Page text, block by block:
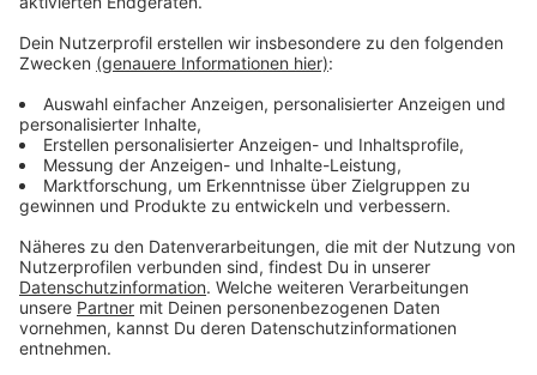
Täter und nahmen ihn vorläufig fest. In Thüringen und
Sachsen stehen am Sonntag (01.09.24)
Landtagswahlen an. Und es sieht düster aus für die
Parteien der Ampel-Bundesregierung. SPD, Grüne und
FDP müssen mit heftigen Verlusten rechnen.
Umfragen sehen hingegen große Wahlerfolge für die
AfD und das Bündnis Sahra Wagenknecht. Die
Bundespolitik sorge dafür, dass die Ampel so schlecht
da steht, sagt RADIO WMW Politikexperte Klaus
Schubert von der Uni Münster. Für Klaus Schubert
steht fest: So spannende Landtagswahlen wie am
Sonntag (01.09.24) gab es schon lange nicht mehr.